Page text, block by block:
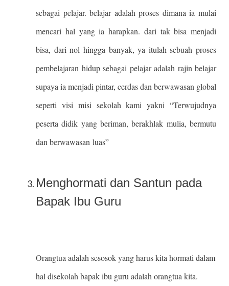
sebagai pelajar. belajar adalah proses dimana ia mulai
mencari hal yang ia harapkan. dari tak bisa menjadi
bisa, dari nol hingga banyak, ya itulah sebuah proses
pembelajaran hidup sebagai pelajar adalah rajin belajar
supaya ia menjadi pintar, cerdas dan berwawasan global
seperti visi misi sekolah kami yakni “Terwujudnya
peserta didik yang beriman, berakhlak mulia, bermutu
dan berwawasan luas”
Menghormati dan Santun pada
Bapak Ibu Guru
Orangtua adalah sesosok yang harus kita hormati dalam
hal disekolah bapak ibu guru adalah orangtua kita.